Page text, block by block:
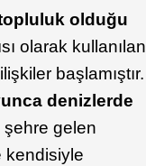
olduğu
olarak kullanılan
başlamıştır.
denizlerde
şehre gelen
kendisiyle